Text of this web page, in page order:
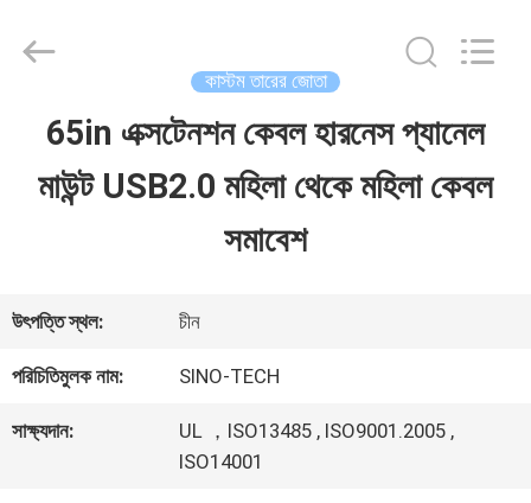
ভিডিও
আমাদের
সম্বন্ধে
Media
Reserved.
কাস্টম তারের জোতা
65in এক্সটেনশন কেবল হারনেস প্যানেল
মাউন্ট USB2.0 মহিলা থেকে মহিলা কেবল
সমাবেশ
উৎপত্তি স্থল: চীন
পরিচিতিমুলক নাম: SINO-TECH
সাক্ষ্যদান:
UL ，ISO13485 , ISO9001.2005 ,
ISO14001